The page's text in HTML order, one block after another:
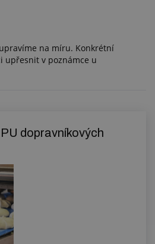
na míru. Konkrétní
upřesnit v poznámce u
dopravníkových